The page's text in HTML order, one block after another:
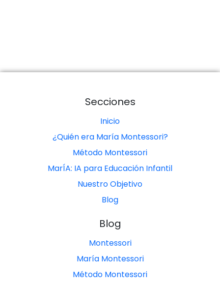
Secciones
Inicio
¿Quién era María Montessori?
Método Montessori
MarÍA: IA para Educación Infantil
Nuestro Objetivo
Blog
Blog
Montessori
María Montessori
Método Montessori